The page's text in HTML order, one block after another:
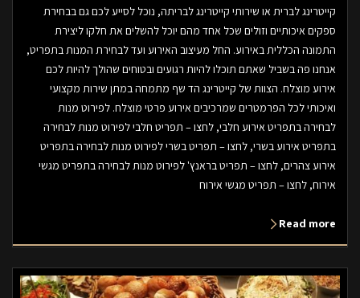
קייטרינג לברית או שירותי קייטרינג לבריתה, נוכל לסייע לכם גם בבחירת
ספקים איכותיים וזולים שכל אחד מהם יוכל להשלים את חלקו ליצירת
התמונה הכללית באירוע. החל מעיצוב האירוע ועד לבחירת המנות בתפריט,
אנחנו פה בשביל שאתם תוכלו להיות רגועים ובטוחים שהולך להיות לכם
אירוע מוצלח. הצוות של קייטרינג הד שף מתמחה במתן שירות מקצועי
ואיכותי לכל הפרמטרים שמרכיבים אירוע פרטי מוצלח. לפירוט מנות
לבחירה בתפריט אירוע חלבי, לחצו – תפריט חלבי לפירוט מנות לבחירה
בתפריט אירוע בשרי, לחצו – תפריט בשרי לפירוט מנות לבחירה בתפריט
אירוע צהרים, לחצו – תפריט בראנץ' לפירוט מנות לבחירה בתפריט מגשי
אירוח, לחצו – תפריט מגשי אירוח
Read more